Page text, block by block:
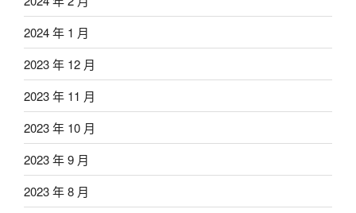
2024 年 1 月
2023 年 12 月
2023 年 11 月
2023 年 10 月
2023 年 9 月
2023 年 8 月